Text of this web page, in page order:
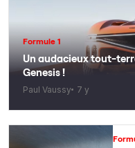
Formule 1
Un audacieux tout-
Genesis !
Paul Vaussy 7 y